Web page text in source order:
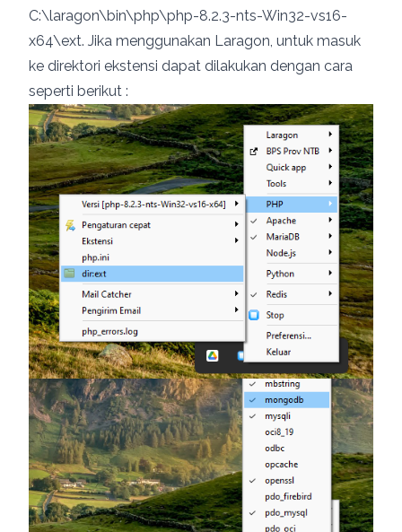
C:\laragon\bin\php\php-8.2.3-nts-Win32-vs16-
x64\ext. Jika menggunakan Laragon, untuk masuk
ke direktori ekstensi dapat dilakukan dengan cara
seperti berikut :